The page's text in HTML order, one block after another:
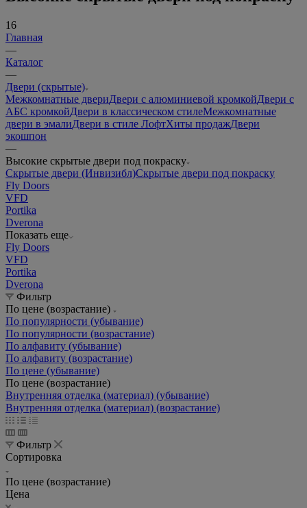
16
Главная
—
Каталог
—
Двери (скрытые)
Межкомнатные двериДвери с алюминиевой кромкойДвери с
АБС кромкойДвери в классическом стилеМежкомнатные
двери в эмалиДвери в стиле ЛофтХиты продажДвери
экошпон
—
Высокие скрытые двери под покраску
Скрытые двери (Инвизибл)Скрытые двери под покраску
Fly Doors
VFD
Portika
Dverona
Показать еще
Fly Doors
VFD
Portika
Dverona
Фильтр
По цене (возрастание)
По популярности (убывание)
По популярности (возрастание)
По алфавиту (убывание)
По алфавиту (возрастание)
По цене (убывание)
По цене (возрастание)
Внутренняя отделка (материал) (убывание)
Внутренняя отделка (материал) (возрастание)
Фильтр
Сортировка
По цене (возрастание)
Цена